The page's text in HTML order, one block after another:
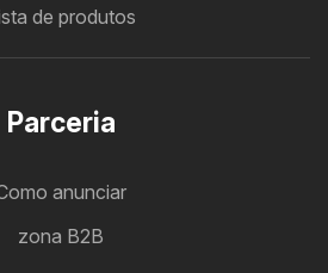
de produtos
Parceria
anunciar
zona B2B